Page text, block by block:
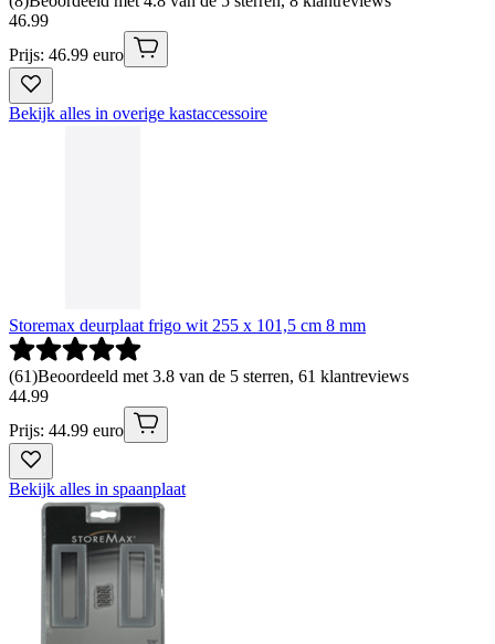
46.99
Prijs: 46.99 euro
Bekijk alles in overige kastaccessoire
Storemax deurplaat frigo wit 255 x 101,5 cm 8 mm
(61)Beoordeeld met 3.8 van de 5 sterren, 61 klantreviews
44.99
Prijs: 44.99 euro
Bekijk alles in spaanplaat